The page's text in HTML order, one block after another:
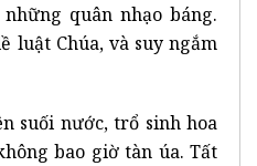
quân nhạo báng.
luật Chúa, và suy ngắm
suối nước, trổ sinh hoa
bao giờ tàn úa. Tất